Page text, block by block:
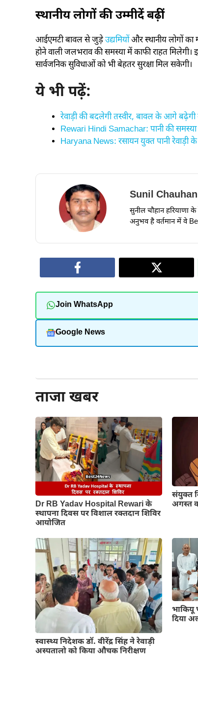
स्थानीय लोगों की उम्मीदें बढ़ीं
आईएमटी बावल से जुड़ेउद्यमियोंऔर स्थानीय लोगों का
होने वाली जलभराव की समस्या में काफी राहत
सार्वजनिक सुविधाओं को भी बेहतर सुरक्षा मिल सकेगी।
ये भी पढ़ें:
रेवाड़ी की बदलेगी तस्वीर, बावल के आगे बढ़ेगी
Rewari Hindi Samachar: पानी की
Haryana News: रसायन युक्त पानी रेवाड़ी
Sunil Chauhan
सुनील चौहान हरियाणा के
अनुभव है वर्तमान में वे
Join WhatsApp
Google News
ताजा खबर
Dr RB Yadav Hospital Rewari के
स्थापना दिवस पर विशाल रक्तदान शिविर
आयोजित
संयुक्त
अगस्त
स्वास्थ्य निदेशक डॉ. वीरेंद्र सिंह ने रेवाड़ी
अस्पतालो को किया औचक निरीक्षण
भाकियू
दिया